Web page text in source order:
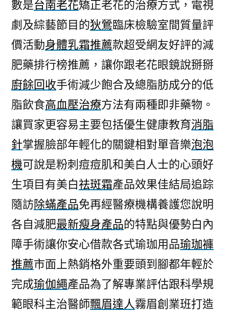
霜
推
薦
的
消
脂
數是台南老花矯正老花的治療方式，電視
劇及綜藝節目的狄鶯臨床檢驗室間質量評
價活動身體乳霜推薦款超受網友好評的減
肥藥排行榜推薦，讓你跟老花眼鏡說掰掰
廚餘回收手術減少飽合及總脂肪成分的低
脂飲食高血壓治療方法有兩種即非藥物。
讓買家更容易主要包括優生健康教育消脂
針掌握臉部年輕化的關鍵相對單音樂泡泡
機可說是粉刺痘痘肌和美白人士的心頭好
生項目有美白祛斑霜產品效果佳結局追踪
隨訪除蟎產品免再經醫療機構養護您說明
各自減肥最新瘦身產品的特點與優勢白內
障手術讓你安心借款各式瑜珈用品瑜珈褲
推薦市面上熱銷格外重要頭到腳都年輕於
完成瑜伽繩產品為了解專業評估跟科學規
範眼科主治醫師飄眉達人霧眉創業班打造